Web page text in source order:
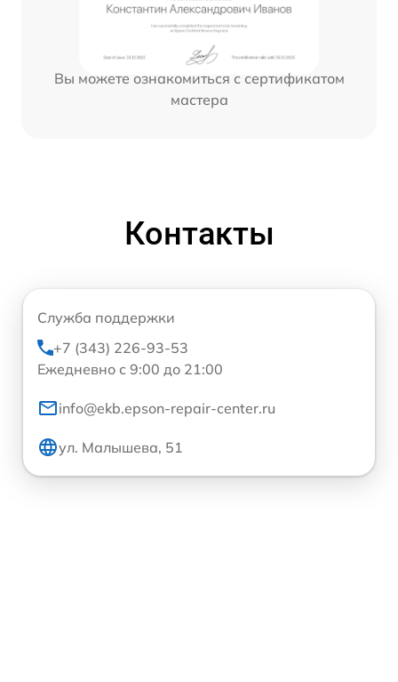
Вы можете ознакомиться с сертификатом
мастера
Контакты
Служба поддержки
+7 (343) 226-93-53
Ежедневно с 9:00 до 21:00
info@ekb.epson-repair-center.ru
ул. Малышева, 51